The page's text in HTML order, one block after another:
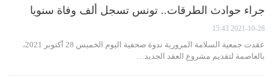
جراء حوادث الطرقات.. تونس تسجل ألف وفاة سنويا
2021-10-28 15:43
عقدت جمعية السلامة المرورية ندوة صحفية اليوم الخميس 28 أكتوبر 2021،
بالعاصمة لتقديم مشروع العقد الجديد…